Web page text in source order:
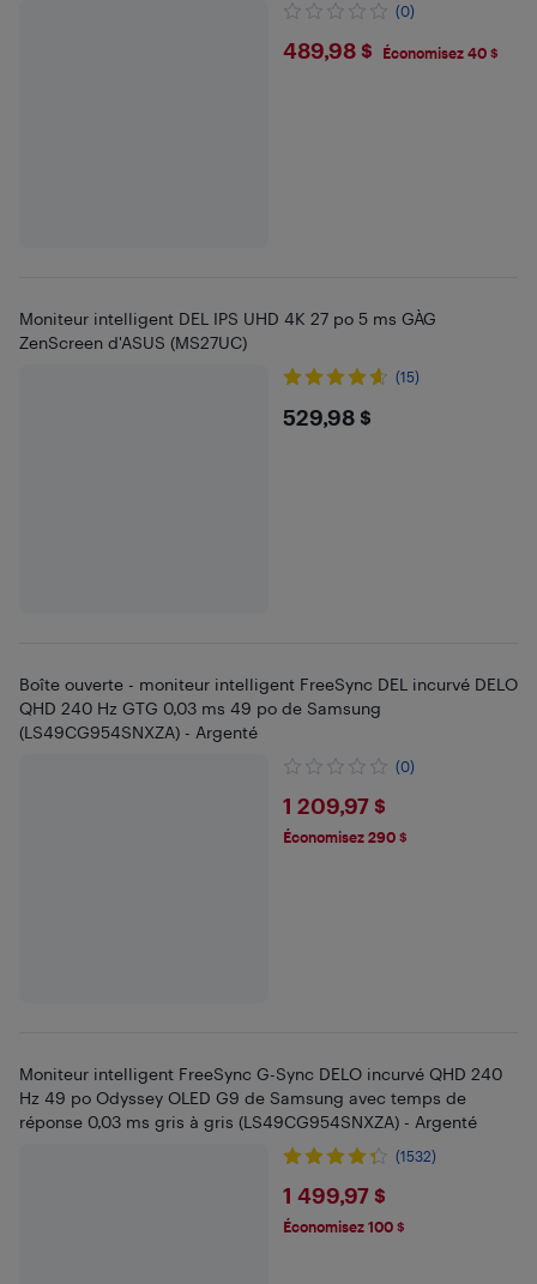
(0)
$489.98
489,98 $ Économisez 40 $
Moniteur intelligent DEL IPS UHD 4K 27 po 5 ms GÀG
ZenScreen d'ASUS (MS27UC)
(15)
$529.98
529,98 $
Boîte ouverte - moniteur intelligent FreeSync DEL incurvé DELO
QHD 240 Hz GTG 0,03 ms 49 po de Samsung
(LS49CG954SNXZA) - Argenté
(0)
$1209.97
1 209,97 $
Économisez 290 $
Moniteur intelligent FreeSync G-Sync DELO incurvé QHD 240
Hz 49 po Odyssey OLED G9 de Samsung avec temps de
réponse 0,03 ms gris à gris (LS49CG954SNXZA) - Argenté
(1532)
$1499.97
1 499,97 $
Économisez 100 $